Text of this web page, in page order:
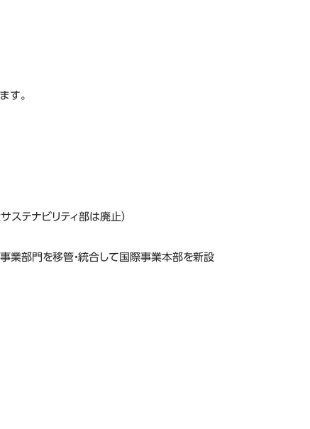
す。
ステナビリティ部は廃止）
業部門を移管・統合して国際事業本部を新設